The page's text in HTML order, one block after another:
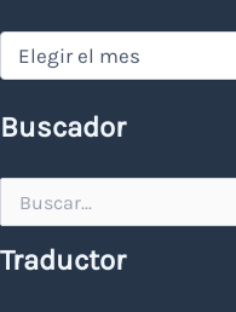
Hemeroteca
Buscador
por:
Traductor